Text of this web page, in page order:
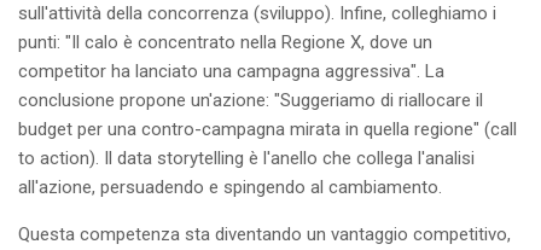
sull'attività della concorrenza (sviluppo). Infine, colleghiamo i
punti: "Il calo è concentrato nella Regione X, dove un
competitor ha lanciato una campagna aggressiva". La
conclusione propone un'azione: "Suggeriamo di riallocare il
budget per una contro-campagna mirata in quella regione" (call
to action). Il data storytelling è l'anello che collega l'analisi
all'azione, persuadendo e spingendo al cambiamento.
Questa competenza sta diventando un vantaggio competitivo,